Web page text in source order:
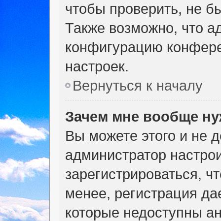
чтобы проверить, не
Также возможно, что
конфигурацию
настроек.
Вернуться к началу
Зачем мне вообще
Вы можете этого и не
администратор
зарегистрироваться,
менее, регистрация
которые недоступны